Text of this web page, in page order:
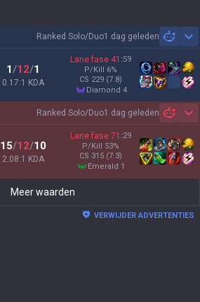
Ranked Solo/Duo1 dag geleden
1/12/1
0.17:1 KDA
Lane fase 41 :59
P/Kill 6%
CS 229 (7.8)
diamond 4
Ranked Solo/Duo1 dag geleden
15/12/10
2.08:1 KDA
Lane fase 71 :29
P/Kill 53%
CS 315 (7.3)
emerald 1
Meer waarden
VERWIJDER ADVERTENTIES